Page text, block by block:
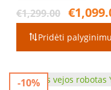
€1,299.00
Original
price
was:
€1,299.00.
€
Pridėti
-10%